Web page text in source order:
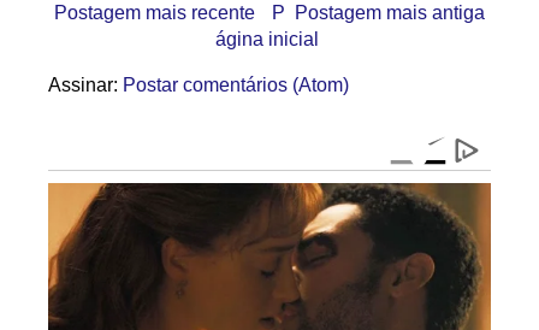
Postagem mais recente Postagem mais antiga
P
ágina inicial
Assinar: Postar comentários (Atom)